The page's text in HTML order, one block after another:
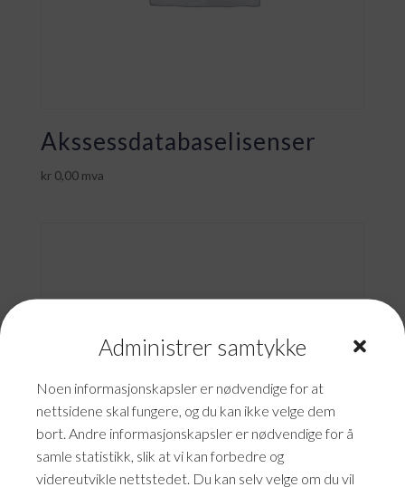
Administrer samtykke
Noen informasjonskapsler er nødvendige for at
nettsidene skal fungere, og du kan ikke velge dem
bort. Andre informasjonskapsler er nødvendige for å
samle statistikk, slik at vi kan forbedre og
videreutvikle nettstedet. Du kan selv velge om du vil
Akssessdatabaselisenser
kr0,00 mva